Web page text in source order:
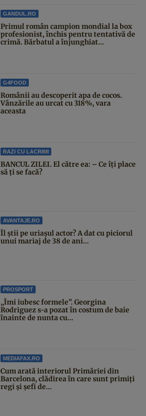
GANDUL.RO
Primul român campion mondial la box
profesionist, închis pentru tentativă de
crimă. Bărbatul a înjunghiat...
G4FOOD
Românii au descoperit apa de cocos.
Vânzările au urcat cu 318%, vara
aceasta
RAZI CU LACRIMI
BANCUL ZILEI. El către ea: – Ce îți place
să ți se facă?
AVANTAJE.RO
Îl știi pe uriașul actor? A dat cu piciorul
unui mariaj de 38 de ani...
PROSPORT
„Îmi iubesc formele”. Georgina
Rodriguez s-a pozat în costum de baie
înainte de nunta cu...
MEDIAFAX.RO
Cum arată interiorul Primăriei din
Barcelona, clădirea în care sunt primiți
regi și șefi de...